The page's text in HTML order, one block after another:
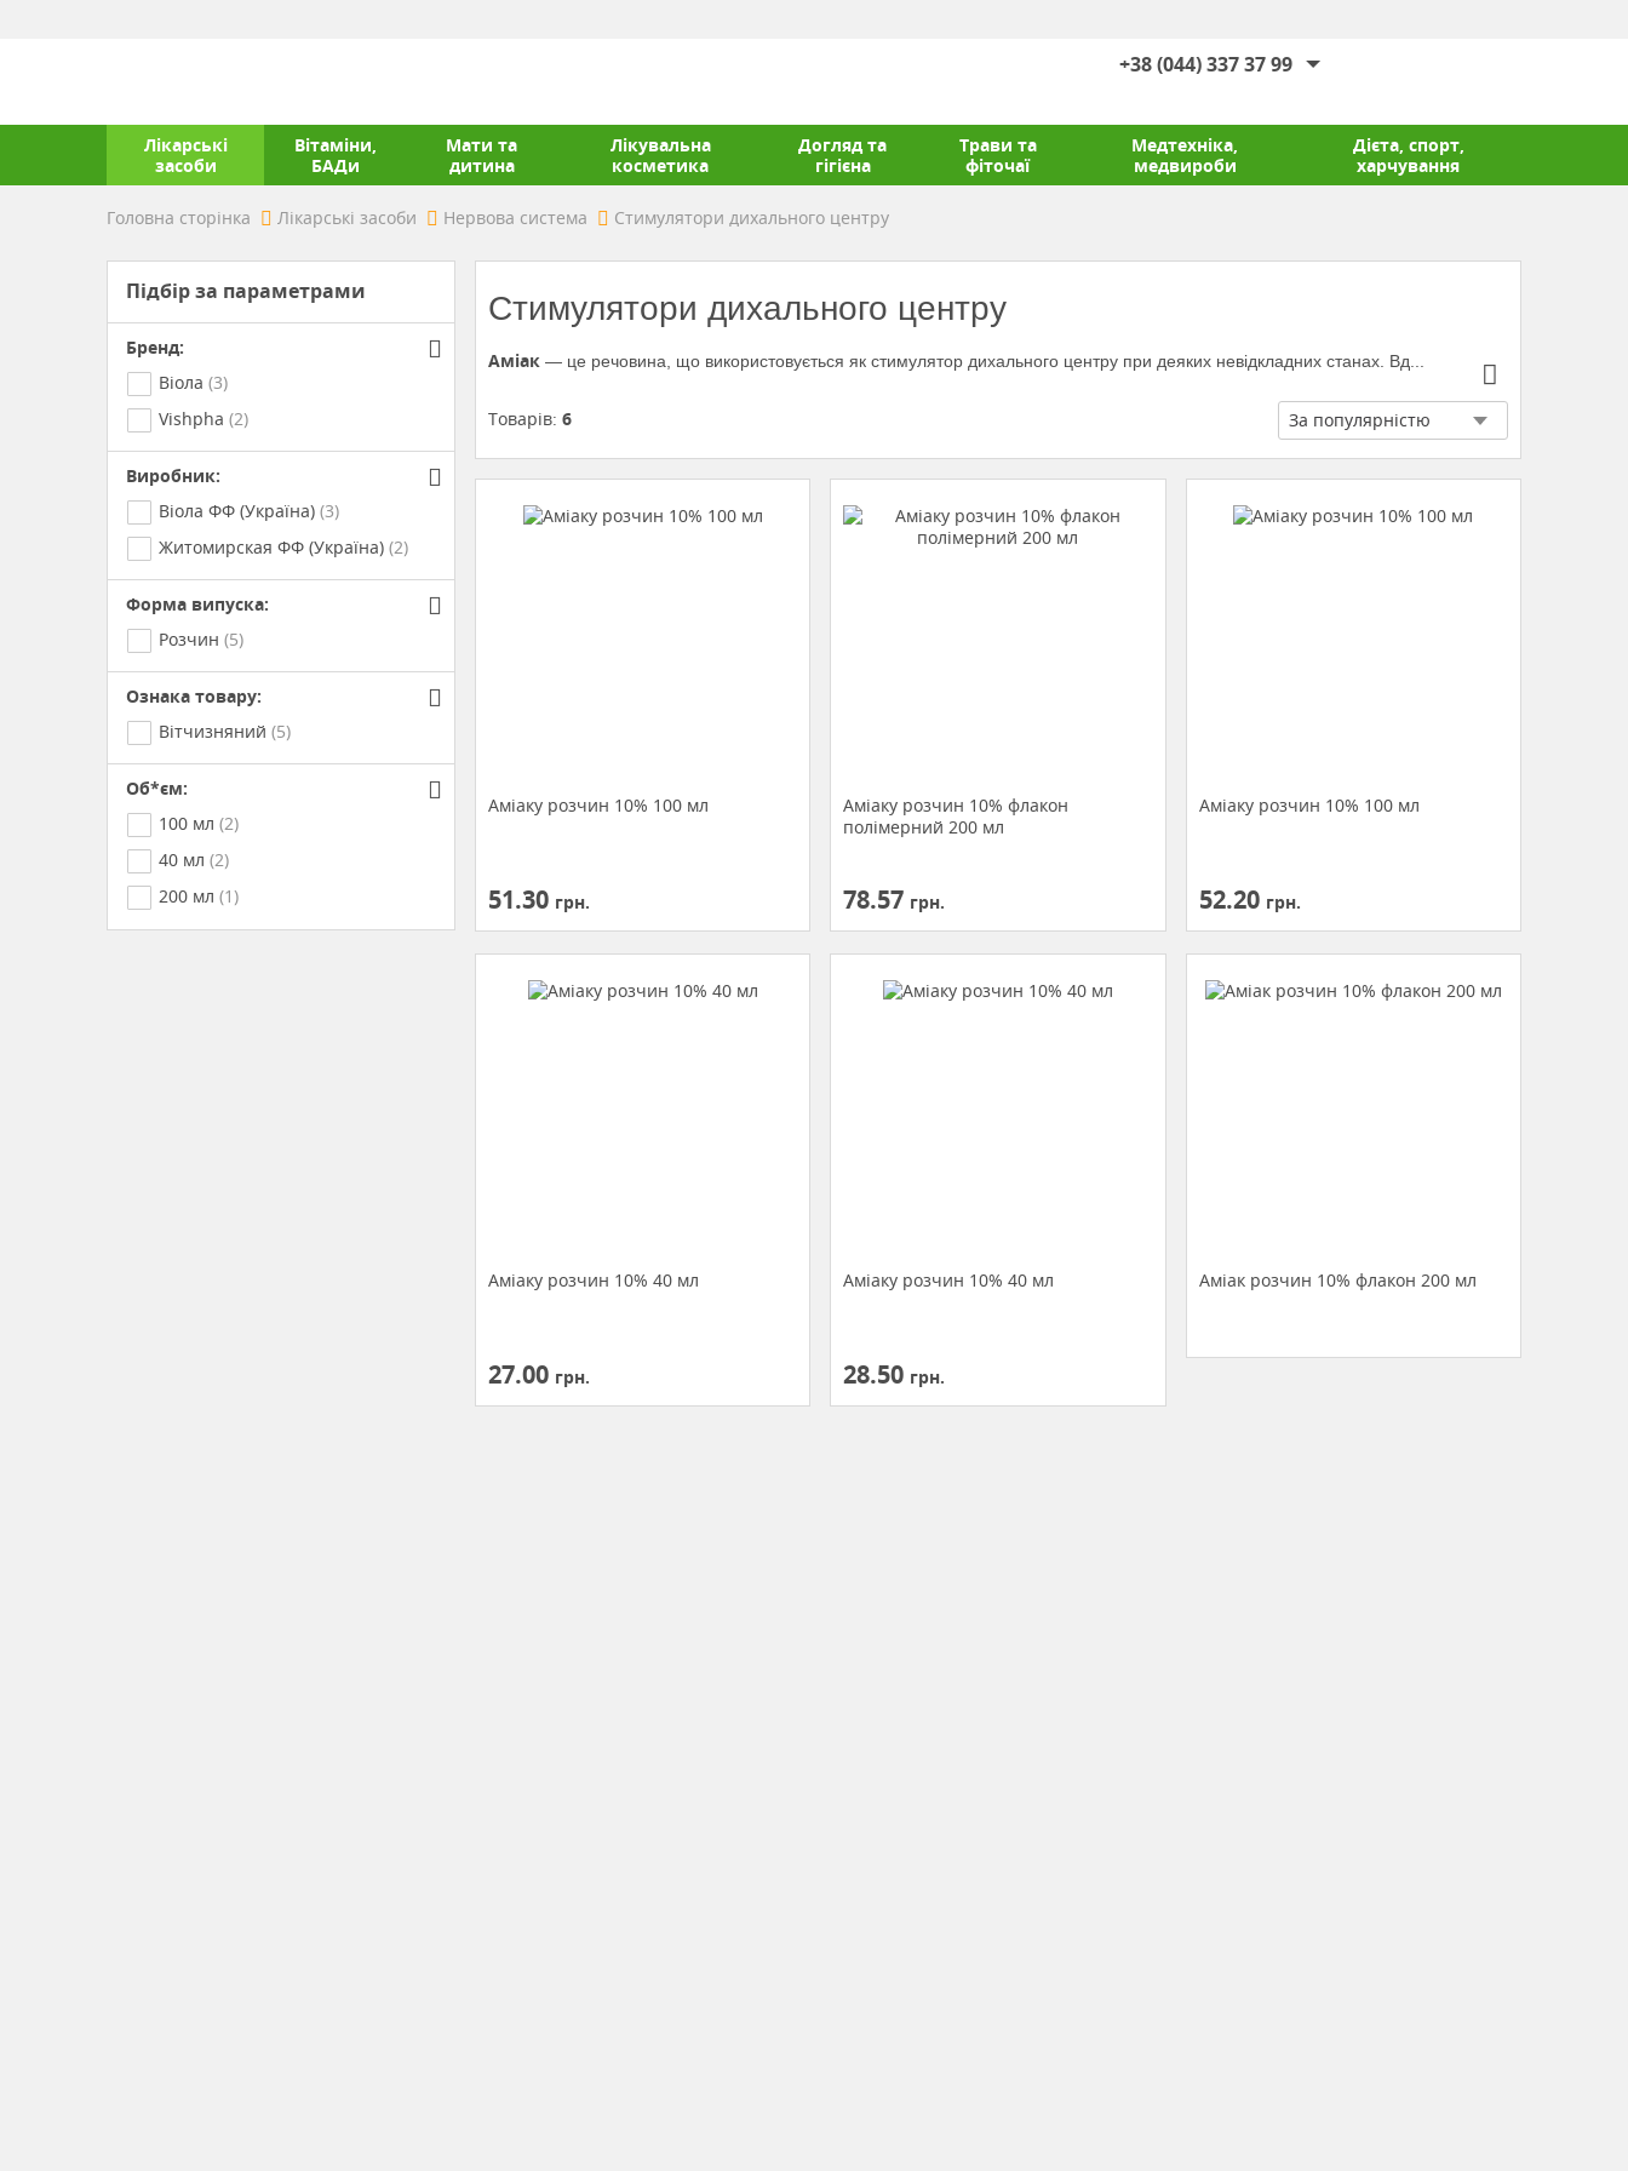
+38 (044) 337 37 99
Лікарські
засоби
Вітаміни,
БАДи
Мати та
дитина
Лікувальна
косметика
Догляд та
гігієна
Трави та
фіточаї
Медтехніка,
медвироби
Дієта, спорт,
харчування
Головна сторінка Лікарські засоби Нервова система Стимулятори дихального центру
Підбір за параметрами
Бренд:
Віола (3)
Vishpha (2)
Виробник:
Віола ФФ (Україна) (3)
Житомирская ФФ (Україна) (2)
Форма випуска:
Розчин (5)
Ознака товару:
Вітчизняний (5)
Об*єм:
100 мл (2)
40 мл (2)
200 мл (1)
Стимулятори дихального центру
Аміак — це речовина, що використовується як стимулятор дихального центру при деяких невідкладних станах. Вд...
Товарів: 6
Аміаку розчин 10% 100 мл
51.30 грн.
Аміаку розчин 10% флакон
полімерний 200 мл
78.57 грн.
Аміаку розчин 10% 100 мл
52.20 грн.
Аміаку розчин 10% 40 мл
27.00 грн.
Аміаку розчин 10% 40 мл
28.50 грн.
Аміак розчин 10% флакон 200 мл